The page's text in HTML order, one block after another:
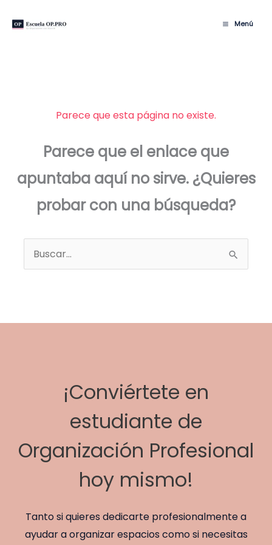
Menú
Parece que esta página no existe.
Parece que el enlace que
apuntaba aquí no sirve. ¿Quieres
probar con una búsqueda?
Buscar
por:
¡Conviértete en
estudiante de
Organización Profesional
hoy mismo!
Tanto si quieres dedicarte profesionalmente a
ayudar a organizar espacios como si necesitas